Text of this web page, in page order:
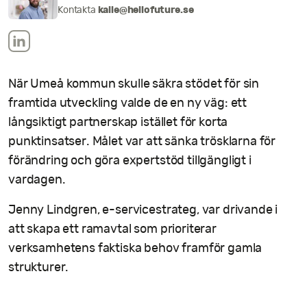
Kontakta kalle@hellofuture.se
När Umeå kommun skulle säkra stödet för sin
framtida utveckling valde de en ny väg: ett
långsiktigt partnerskap istället för korta
punktinsatser. Målet var att sänka trösklarna för
förändring och göra expertstöd tillgängligt i
vardagen.
Jenny Lindgren, e-servicestrateg, var drivande i
att skapa ett ramavtal som prioriterar
verksamhetens faktiska behov framför gamla
strukturer.